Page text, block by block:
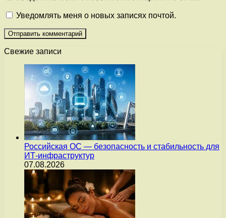
Уведомлять меня о новых записях почтой.
Свежие записи
Российская ОС — безопасность и стабильность для
ИТ-инфраструктур
07.08.2026